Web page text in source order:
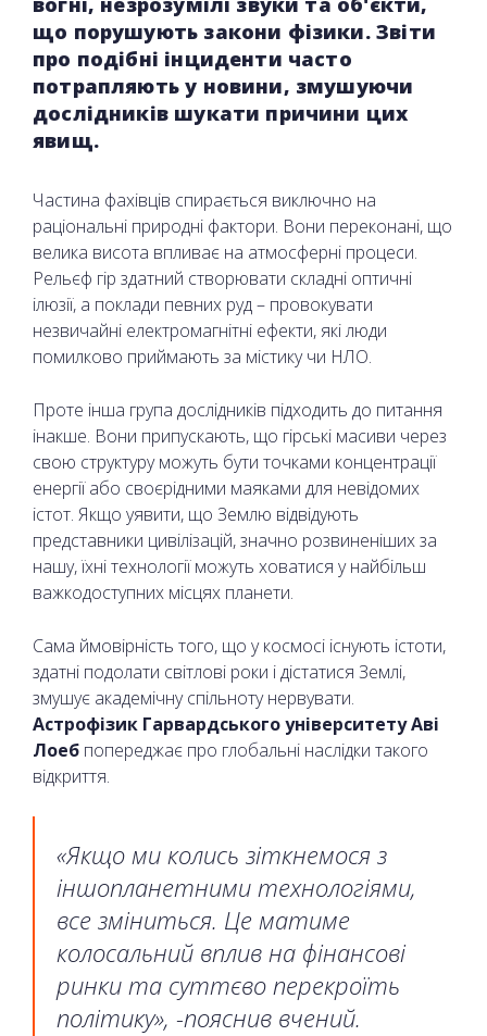
що порушують закони фізики. Звіти
про подібні інциденти часто
потрапляють у новини, змушуючи
дослідників шукати причини цих
явищ.
Частина фахівців спирається виключно на
раціональні природні фактори. Вони переконані, що
велика висота впливає на атмосферні процеси.
Рельєф гір здатний створювати складні оптичні
ілюзії, а поклади певних руд – провокувати
незвичайні електромагнітні ефекти, які люди
помилково приймають за містику чи НЛО.
Проте інша група дослідників підходить до питання
інакше. Вони припускають, що гірські масиви через
свою структуру можуть бути точками концентрації
енергії або своєрідними маяками для невідомих
істот. Якщо уявити, що Землю відвідують
представники цивілізацій, значно розвиненіших за
нашу, їхні технології можуть ховатися у найбільш
важкодоступних місцях планети.
Сама ймовірність того, що у космосі існують істоти,
здатні подолати світлові роки і дістатися Землі,
змушує академічну спільноту нервувати.
Астрофізик Гарвардського університету Аві
Лоеб попереджає про глобальні наслідки такого
відкриття.
«Якщо ми колись зіткнемося з
іншопланетними технологіями,
все зміниться. Це матиме
колосальний вплив на фінансові
ринки та суттєво перекроїть
політику», -пояснив вчений.